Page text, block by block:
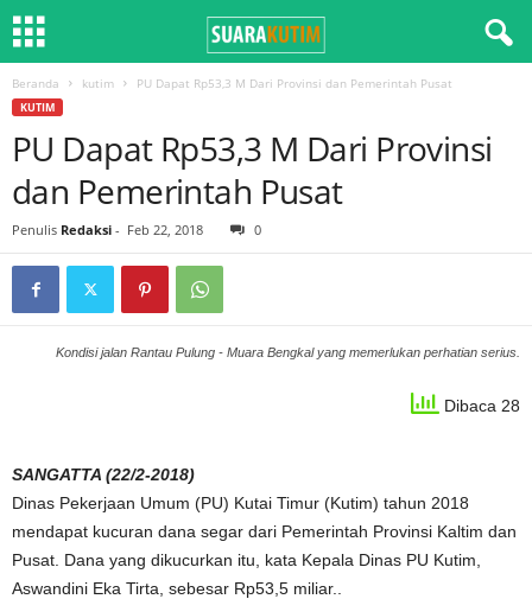
Beranda kutim PU Dapat Rp53,3 M Dari Provinsi dan Pemerintah Pusat
KUTIM
PU Dapat Rp53,3 M Dari Provinsi
dan Pemerintah Pusat
Penulis Redaksi - Feb 22, 2018 0
Kondisi jalan Rantau Pulung - Muara Bengkal yang memerlukan perhatian serius.
Dibaca 28
SANGATTA (22/2-2018)
Dinas Pekerjaan Umum (PU) Kutai Timur (Kutim) tahun 2018
mendapat kucuran dana segar dari Pemerintah Provinsi Kaltim dan
Pusat. Dana yang dikucurkan itu, kata Kepala Dinas PU Kutim,
Aswandini Eka Tirta, sebesar Rp53,5 miliar..